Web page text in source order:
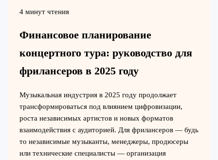
4 минут чтения
Финансовое планирование
концертного тура: руководство для
фрилансеров в 2025 году
Музыкальная индустрия в 2025 году продолжает
трансформироваться под влиянием цифровизации,
роста независимых артистов и новых форматов
взаимодействия с аудиторией. Для фрилансеров — будь
то независимые музыканты, менеджеры, продюсеры
или технические специалисты — организация